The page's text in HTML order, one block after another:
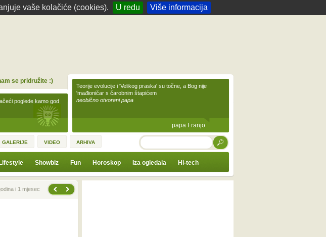
vaše kolačiće (cookies). U redu Više informacija
poglede kamo god
se pridružite :)
Teorije evolucije i 'Velikog praska' su točne, a Bog nije
'mađioničar s čarobnim štapićem
neobično otvoreni papa
papa Franjo
GALERIJE VIDEO ARHIVA TRAŽI
Lifestyle Showbiz Fun Horoskop Iza ogledala Hi-tech
i 1 mjesec